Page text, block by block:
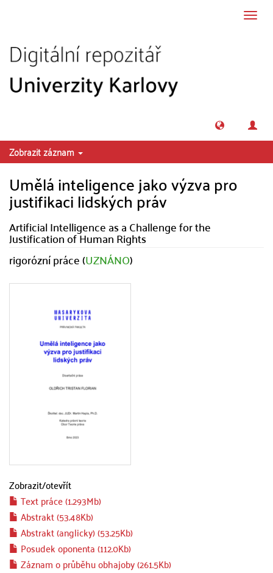
Zobrazit záznam
Umělá inteligence jako výzva pro
justifikaci lidských práv
Artificial Intelligence as a Challenge for the
Justification of Human Rights
rigorózní práce (UZNÁNO)
Zobrazit/otevřít
Text práce (1.293Mb)
Abstrakt (53.48Kb)
Abstrakt (anglicky) (53.25Kb)
Posudek oponenta (112.0Kb)
Záznam o průběhu obhajoby (261.5Kb)